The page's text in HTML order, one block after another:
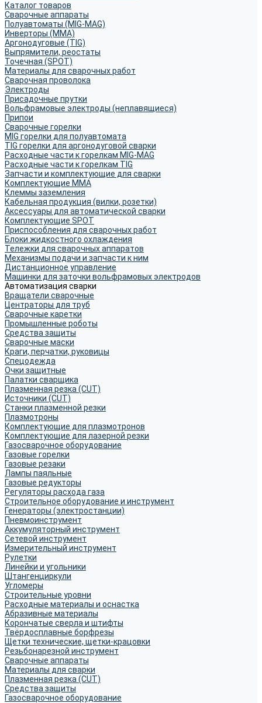
Каталог товаров
Сварочные аппараты
Полуавтоматы (MIG-MAG)
Инверторы (MMA)
Аргонодуговые (TIG)
Выпрямители, реостаты
Точечная (SPOT)
Материалы для сварочных работ
Сварочная проволока
Электроды
Присадочные прутки
Вольфрамовые электроды (неплавящиеся)
Припои
Сварочные горелки
MIG горелки для полуавтомата
TIG горелки для аргонодуговой сварки
Расходные части к горелкам MIG-MAG
Расходные части к горелкам TIG
Запчасти и комплектующие для сварки
Комплектующие ММА
Клеммы заземления
Кабельная продукция (вилки, розетки)
Аксессуары для автоматической сварки
Комплектующие SPOT
Приспособления для сварочных работ
Блоки жидкостного охлаждения
Тележки для сварочных аппаратов
Механизмы подачи и запчасти к ним
Дистанционное управление
Машинки для заточки вольфрамовых электродов
Автоматизация сварки
Вращатели сварочные
Центраторы для труб
Сварочные каретки
Промышленные роботы
Средства защиты
Сварочные маски
Краги, перчатки, руковицы
Спецодежда
Очки защитные
Палатки сварщика
Плазменная резка (CUT)
Источники (CUT)
Станки плазменной резки
Плазмотроны
Комплектующие для плазмотронов
Комплектующие для лазерной резки
Газосварочное оборудование
Газовые горелки
Газовые резаки
Лампы паяльные
Газовые редукторы
Регуляторы расхода газа
Строительное оборудование и инструмент
Генераторы (электростанции)
Пневмоинструмент
Аккумуляторный инструмент
Сетевой инструмент
Измерительный инструмент
Рулетки
Линейки и угольники
Штангенциркули
Угломеры
Строительные уровни
Расходные материалы и оснастка
Абразивные материалы
Корончатые сверла и штифты
Твёрдосплавные борфрезы
Щетки технические, щетки-крацовки
Резьбонарезной инструмент
Сварочные аппараты
Материалы для сварки
Плазменная резка (CUT)
Средства защиты
Газосварочное оборудование